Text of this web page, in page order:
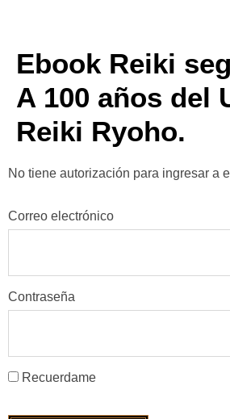
Ebook Reiki
A 100 años del
Reiki Ryoho.
No tiene autorización para ingresar a
Correo electrónico
Contraseña
Recuerdame